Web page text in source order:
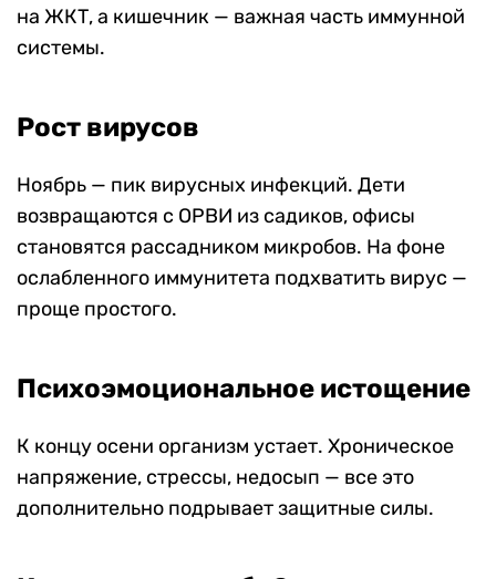
на ЖКТ, а кишечник — важная часть иммунной
системы.
Рост вирусов
Ноябрь — пик вирусных инфекций. Дети
возвращаются с ОРВИ из садиков, офисы
становятся рассадником микробов. На фоне
ослабленного иммунитета подхватить вирус —
проще простого.
Психоэмоциональное истощение
К концу осени организм устает. Хроническое
напряжение, стрессы, недосып — все это
дополнительно подрывает защитные силы.